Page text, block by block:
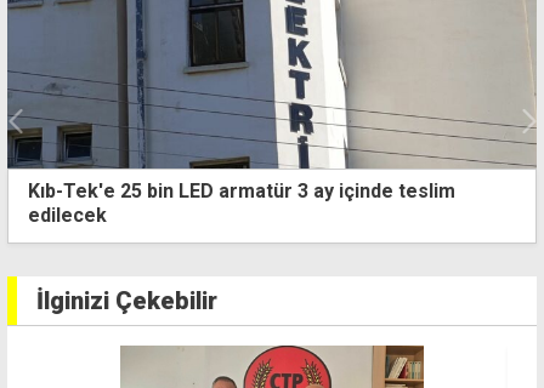
Kıb-Tek'e 25 bin LED armatür 3 ay içinde teslim
edilecek
İlginizi Çekebilir